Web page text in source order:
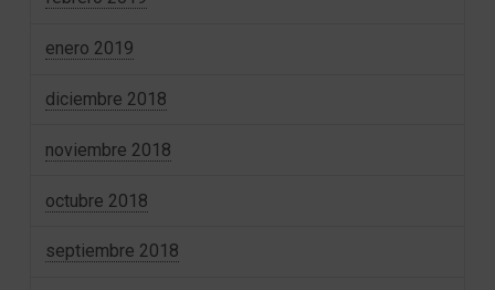
enero 2019
diciembre 2018
noviembre 2018
octubre 2018
septiembre 2018